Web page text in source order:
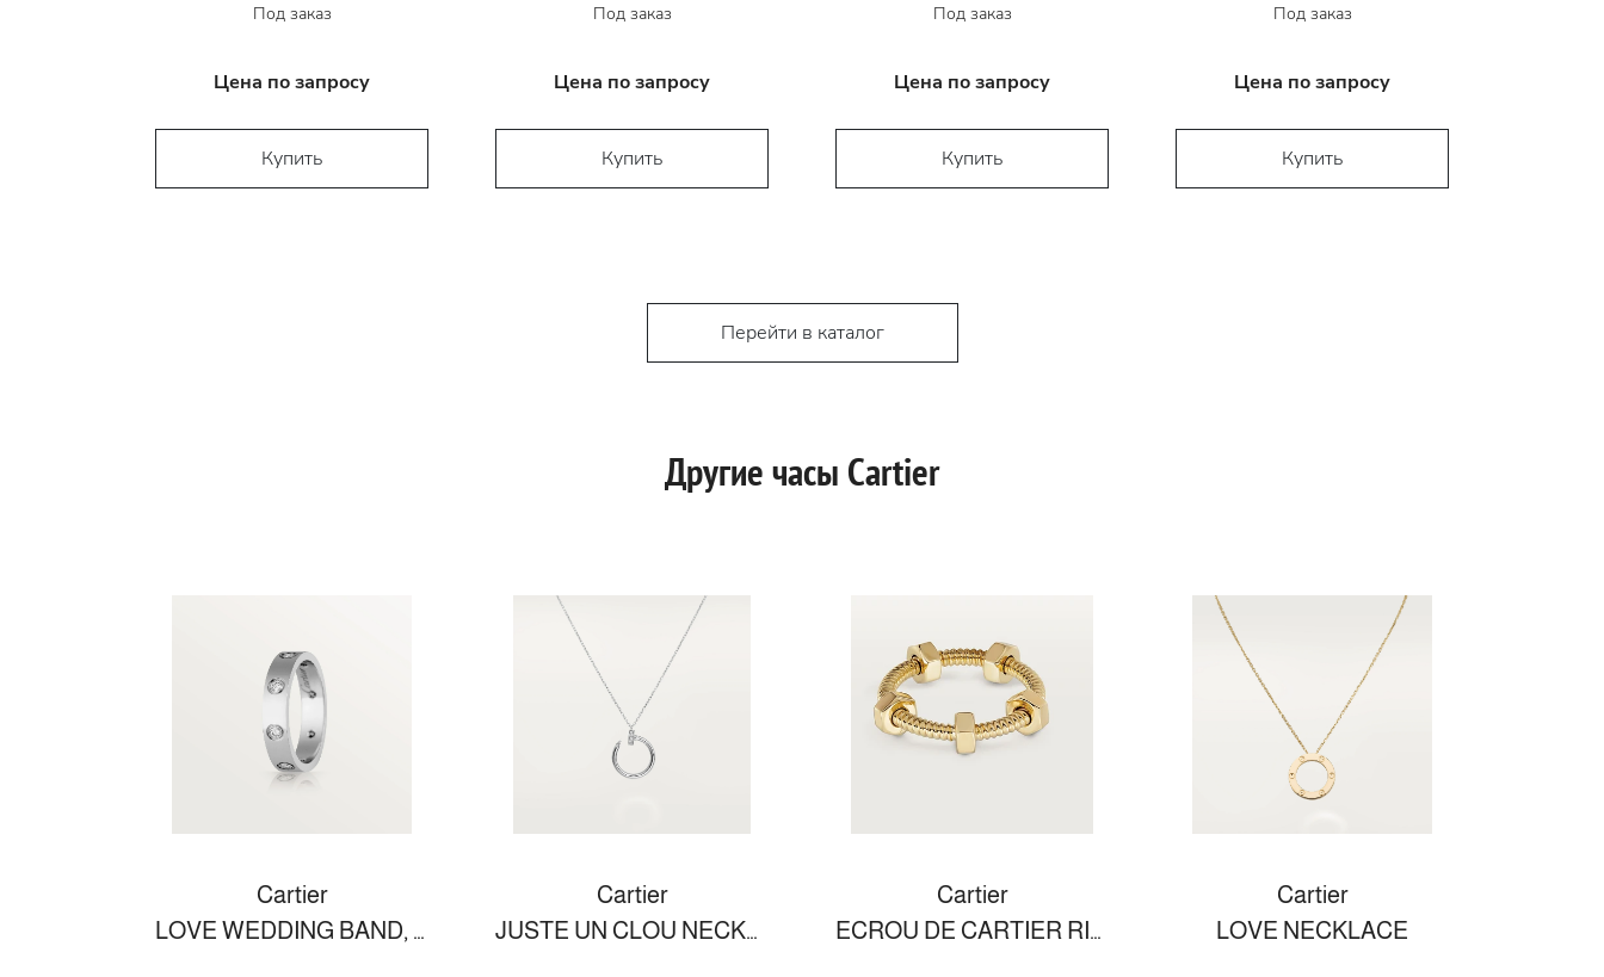
Под заказ
Цена по запросу
Купить
Под заказ
Цена по запросу
Купить
Под заказ
Цена по запросу
Купить
Под заказ
Цена по запросу
Купить
Перейти в каталог
Другие часы Cartier
Cartier
LOVE WEDDING BAND, 8 DIAMONDS
Cartier
JUSTE UN CLOU NECKLACE
Cartier
ECROU DE CARTIER RING
Cartier
LOVE NECKLACE